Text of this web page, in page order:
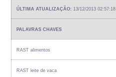
ÚLTIMA ATUALIZAÇÃO: 13/12/2013 02:57:18
PALAVRAS CHAVES
RAST alimentos
RAST leite de vaca